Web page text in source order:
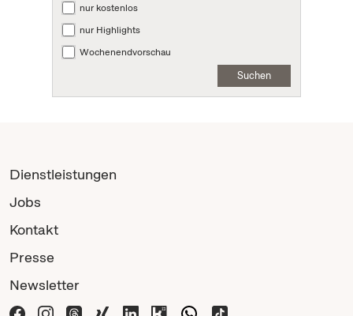
nur kostenlos
nur Highlights
Wochenendvorschau
Suchen
Dienstleistungen
Jobs
Kontakt
Presse
Newsletter